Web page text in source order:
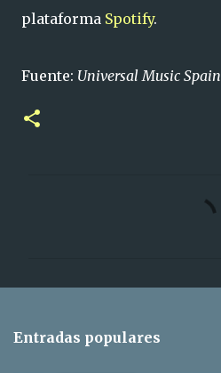
plataforma Spotify.
Fuente: Universal Music Spain
Entradas populares